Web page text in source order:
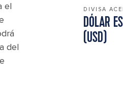
el
del
DIVISA
DÓLAR
(USD)